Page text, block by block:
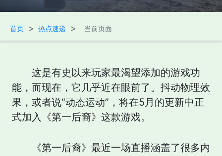
首页 > 热点速递 > 当前页面
这是有史以来玩家最渴望添加的游戏功
能，而现在，它几乎近在眼前了。抖动物理效
果，或者说“动态运动”，将在5月的更新中正
式加入《第一后裔》这款游戏。
《第一后裔》最近一场直播涵盖了很多内